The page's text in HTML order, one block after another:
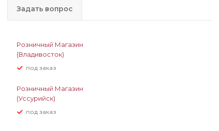
Задать вопрос
Розничный Магазин
(Владивосток)
Под заказ
Розничный Магазин
(Уссурийск)
Под заказ